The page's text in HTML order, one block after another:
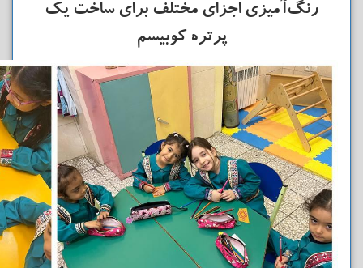
رنگ‌آمیزی اجزای مختلف برای ساخت یک
پرتره کوبیسم